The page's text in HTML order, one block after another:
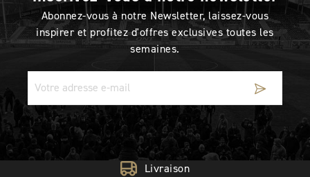
Abonnez-vous à notre Newsletter, laissez-vous
inspirer et profitez d'offres exclusives toutes les
semaines.
Livraison